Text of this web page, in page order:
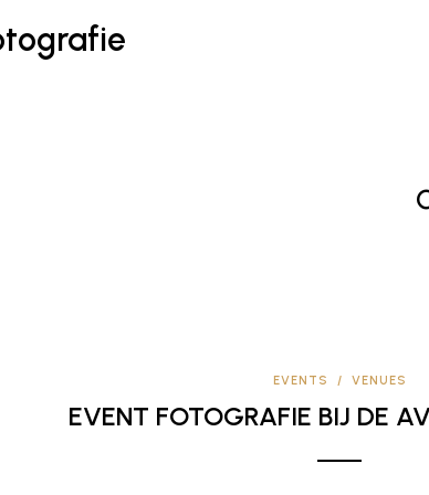
EVENTS / VENUES
EVENT FOTOGRAFIE BIJ DE